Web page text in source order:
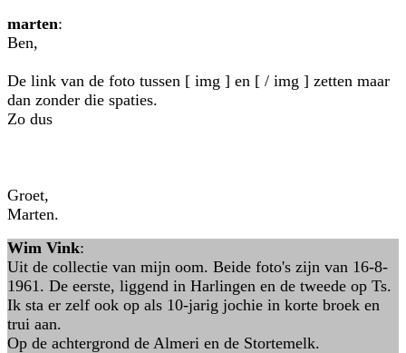
marten:
Ben,
De link van de foto tussen [ img ] en [ / img ] zetten maar
dan zonder die spaties.
Zo dus
Groet,
Marten.
Wim Vink:
Uit de collectie van mijn oom. Beide foto's zijn van 16-8-
1961. De eerste, liggend in Harlingen en de tweede op Ts.
Ik sta er zelf ook op als 10-jarig jochie in korte broek en
trui aan.
Op de achtergrond de Almeri en de Stortemelk.